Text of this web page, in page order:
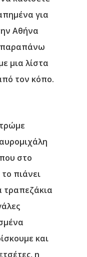
για
Αθήνα
παραπάνω
μια λίστα
τον κόπο.
στο
πιάνει
τραπεζάκια
και
η